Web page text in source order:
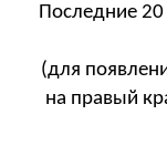
Последние
(для
на правый